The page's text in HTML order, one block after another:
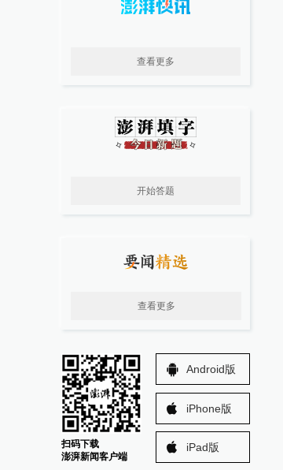
查看更多
开始答题
查看更多
扫码下载
澎湃新闻客户端
Android版
iPhone版
iPad版